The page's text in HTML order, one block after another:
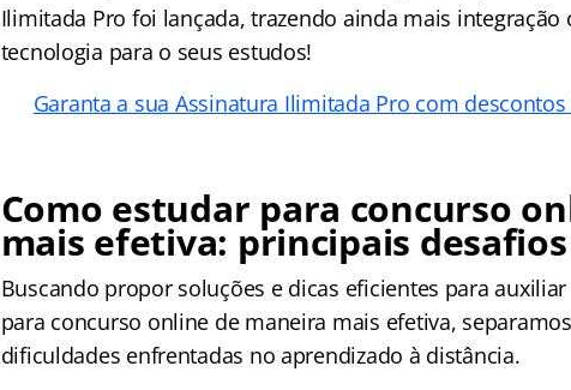
Ilimitada Pro foi lançada, trazendo ainda mais integração
tecnologia para o seus estudos!
Garanta a sua Assinatura Ilimitada Pro com
Como estudar para concurso
mais efetiva: principais desafios
Buscando propor soluções e dicas eficientes para
para concurso online de maneira mais efetiva,
dificuldades enfrentadas no aprendizado à distância.